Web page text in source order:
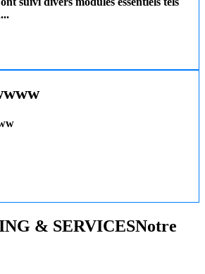
& SERVICESNotre